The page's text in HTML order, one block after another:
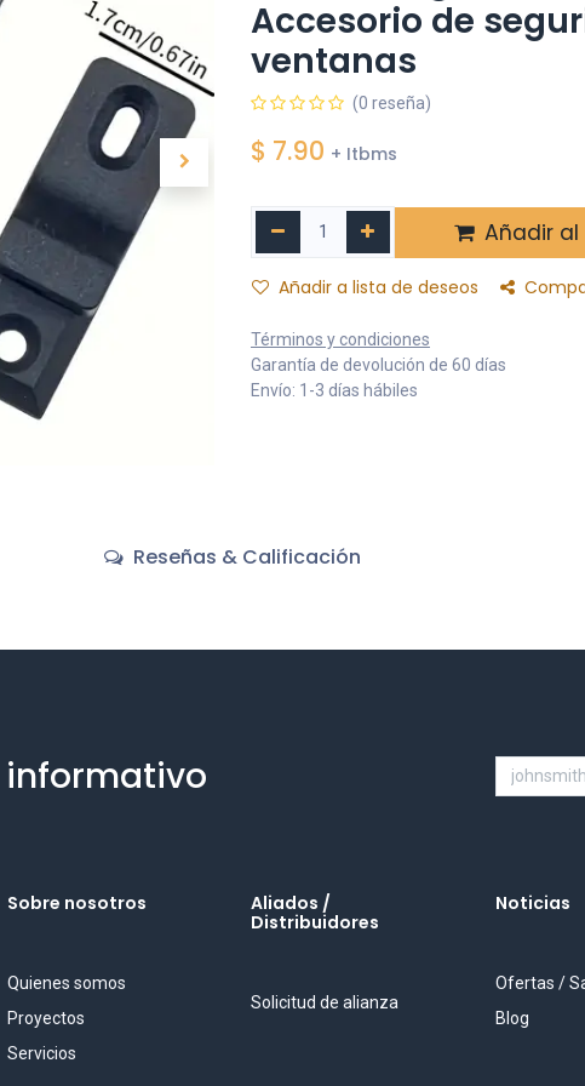
Accesorio de
ventanas
(0 reseña)
$ 7.90 + Itbms
Añadir
Añadir a lista de deseos
Términos y condiciones
Garantía de devolución de 60 días
Envío: 1-3 días hábiles
Reseñas & Calificación
informativo
Sobre nosotros
Quienes somos
Proyectos
Servicios
Aliados /
Distribuidores
Solicitud de alianza
Noticias
Ofertas /
Blog